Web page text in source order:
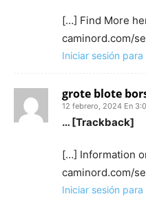
[…] Find More
caminord.com/
Iniciar sesión
grote blote
12 febrero, 2024 En
… [Trackback]
[…] Information
caminord.com/
Iniciar sesión